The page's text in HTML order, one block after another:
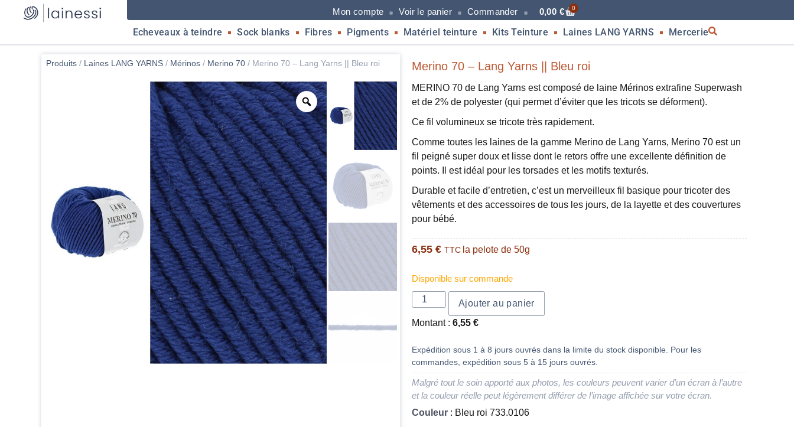
Mon compte Voir le panier Commander 0,00 € 0
Echeveaux à teindre Sock blanks Fibres Pigments Matériel teinture Kits Teinture Laines LANG YARNS Mercerie
Produits / Laines LANG YARNS / Mérinos / Merino 70 / Merino 70 – Lang Yarns || Bleu roi Merino 70 – Lang Yarns || Bleu roi
MERINO 70 de Lang Yarns est composé de laine Mérinos extrafine Superwash
et de 2% de polyester (qui permet d’éviter que les tricots se déforment).
Ce fil volumineux se tricote très rapidement.
Comme toutes les laines de la gamme Merino de Lang Yarns, Merino 70 est un
fil peigné super doux et lisse dont le retors offre une excellente définition de
points. Il est idéal pour les torsades et les motifs texturés.
Durable et facile d’entretien, c’est un merveilleux fil basique pour tricoter des
vêtements et des accessoires de tous les jours, de la layette et des couvertures
pour bébé.
6,55 € TTC la pelote de 50g
Disponible sur commande
Ajouter au panier
Montant : 6,55 €
Expédition sous 1 à 8 jours ouvrés dans la limite du stock disponible. Pour les
commandes, expédition sous 5 à 15 jours ouvrés.
Malgré tout le soin apporté aux photos, les couleurs peuvent varier d’un écran à l’autre
et la couleur réelle peut légèrement différer de l’image affichée sur votre écran.
Couleur : Bleu roi 733.0106